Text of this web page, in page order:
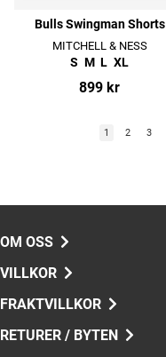
Bulls Swingman Shorts
MITCHELL & NESS
S M L XL
899 kr
1 2 3
OM OSS
VILLKOR
FRAKTVILLKOR
RETURER / BYTEN